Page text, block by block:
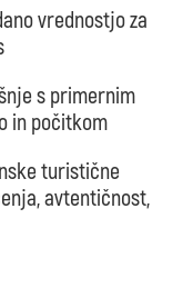
vrednostjo za
s primernim
in počitkom
turistične
avtentičnost,